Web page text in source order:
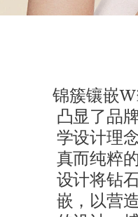
锦簇镶嵌
凸显了品
学设计理
真而纯粹
设计将钻
嵌，以营